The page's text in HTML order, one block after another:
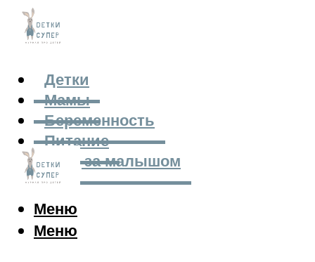
Детки
Мамы
Беременность
Питание
Уход за малышом
Меню
Меню